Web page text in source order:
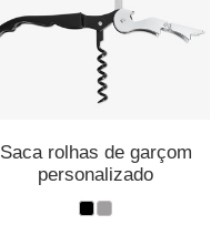
Saca rolhas de garçom
personalizado